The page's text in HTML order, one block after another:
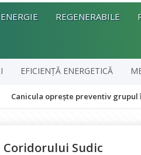
ENERGIE REGENERABILE
EFICIENȚĂ ENERGETICĂ
oprește preventiv grupul în
Sudic